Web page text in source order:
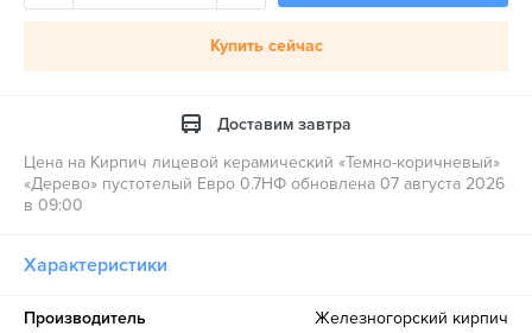
Купить сейчас
Доставим завтра
Цена на Кирпич лицевой керамический «Темно-коричневый»
«Дерево» пустотелый Евро 0.7НФ обновлена 07 августа 2026
в 09:00
Характеристики
Производитель
Железногорский кирпич